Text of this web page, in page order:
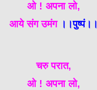
ओ ! अपना लो,
आये संग उमंग ।।पुष्पं।।
चरु परात,
ओ ! अपना लो,